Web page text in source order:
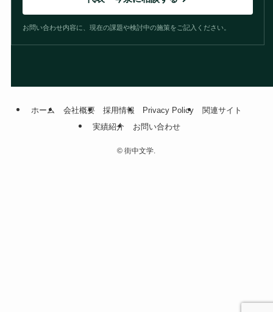
お問い合わせ内容に、現在の課題や検討中の施策をご記入ください。
ホーム 会社概要 採用情報 Privacy Policy
関連サイト
実績紹介
お問い合わせ
© 街中文学.